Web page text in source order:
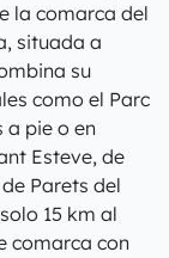
la comarca del
situada a
su
como el Parc
a pie o en
Esteve, de
Parets del
15 km al
comarca con